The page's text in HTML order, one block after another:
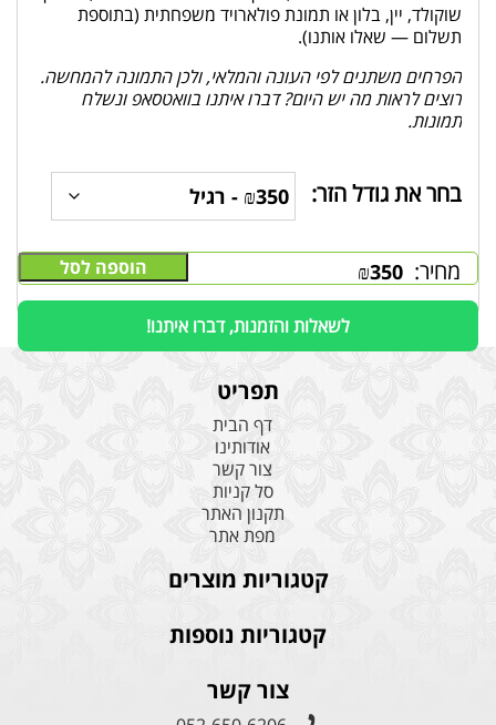
שוקולד, יין, בלון או תמונת פולארויד משפחתית (בתוספת
תשלום — שאלו אותנו).
הפרחים משתנים לפי העונה והמלאי, ולכן התמונה להמחשה.
רוצים לראות מה יש היום? דברו איתנו בוואטסאפ ונשלח
תמונות.
בחר את גודל הזר:
מחיר: ₪350 הוספה לסל
לשאלות והזמנות, דברו איתנו!
תפריט
דף הבית
אודותינו
צור קשר
סל קניות
תקנון האתר
מפת אתר
קטגוריות מוצרים
קטגוריות נוספות
צור קשר